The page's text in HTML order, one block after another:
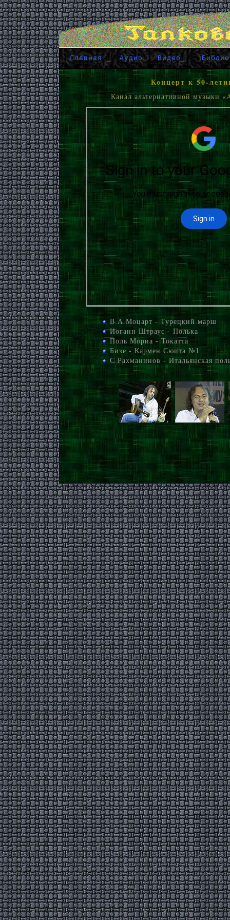
Главная Аудио Видео
Концерт к 50-
Канал альтернативной музыки
В.А.Моцарт - Турецкий марш
Иоганн Штраус - Полька
Поль Мориа - Токатта
Бизе - Кармен Сюита №1
С.Рахманинов - Итальянская